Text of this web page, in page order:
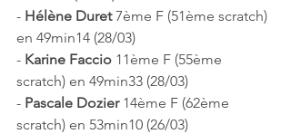
- Hélène Duret 7ème F (51ème scratch)
en 49min14 (28/03)
- Karine Faccio 11ème F (55ème
scratch) en 49min33 (28/03)
- Pascale Dozier 14ème F (62ème
scratch) en 53min10 (26/03)